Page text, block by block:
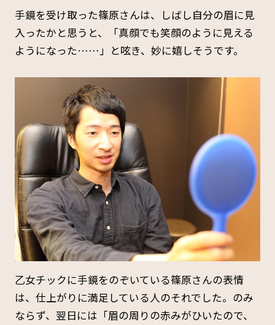
手鏡を受け取った篠原さんは、しばし自分の眉に見
入ったかと思うと、「真顔でも笑顔のように見える
ようになった……」と呟き、妙に嬉しそうです。
乙女チックに手鏡をのぞいている篠原さんの表情
は、仕上がりに満足している人のそれでした。のみ
ならず、翌日には「眉の周りの赤みがひいたので、